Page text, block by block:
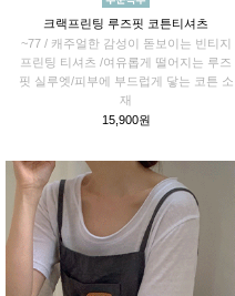
크랙프린팅 루즈핏 코튼티셔츠
~77 / 캐주얼한 감성이 돋보이는 빈티지
프린팅 티셔츠 /여유롭게 떨어지는 루즈
핏 실루엣/피부에 부드럽게 닿는 코튼 소
재
15,900원